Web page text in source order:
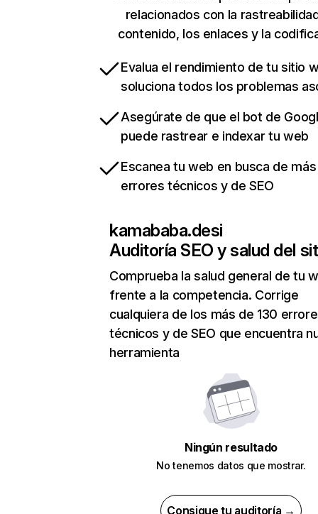
relacionados con la
contenido, los enlaces y la
Evalua el rendimiento de tu sitio
soluciona todos los problemas
Asegúrate de que el bot de
puede rastrear e indexar tu web
Escanea tu web en busca de
errores técnicos y de SEO
kamababa.desi
Auditoría SEO y salud del
Comprueba la salud general de tu
frente a la competencia. Corrige
cualquiera de los más de 130
técnicos y de SEO que encuentra
herramienta
Ningún resultado
No tenemos datos que mostrar.
Consigue tu auditoría →